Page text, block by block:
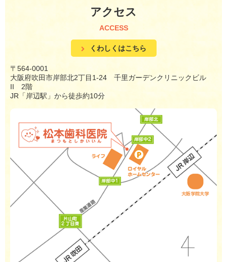
アクセス
ACCESS
くわしくはこちら
〒564-0001
大阪府吹田市岸部北2丁目1-24 千里ガーデンクリニックビル
II 2階
JR「岸辺駅」から徒歩約10分